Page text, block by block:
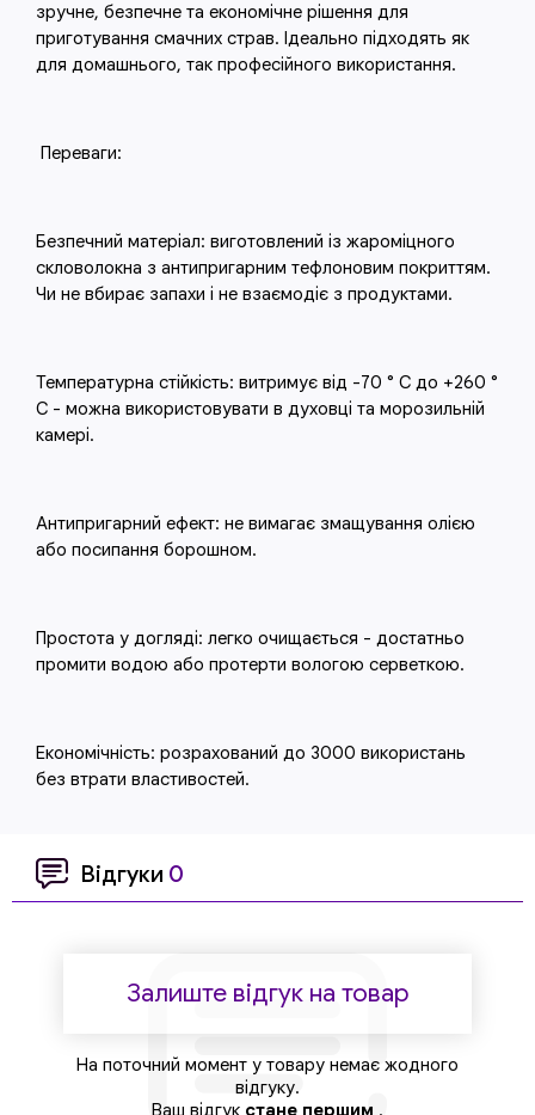
зручне, безпечне та економічне рішення для
приготування смачних страв. Ідеально підходять як
для домашнього, так професійного використання.
Переваги:
Безпечний матеріал: виготовлений із жароміцного
скловолокна з антипригарним тефлоновим покриттям.
Чи не вбирає запахи і не взаємодіє з продуктами.
Температурна стійкість: витримує від -70 ° C до +260 °
C - можна використовувати в духовці та морозильній
камері.
Антипригарний ефект: не вимагає змащування олією
або посипання борошном.
Простота у догляді: легко очищається - достатньо
промити водою або протерти вологою серветкою.
Економічність: розрахований до 3000 використань
без втрати властивостей.
Відгуки 0
Залиште відгук на товар
На поточний момент у товару немає жодного
відгуку.
Ваш відгук стане першим .